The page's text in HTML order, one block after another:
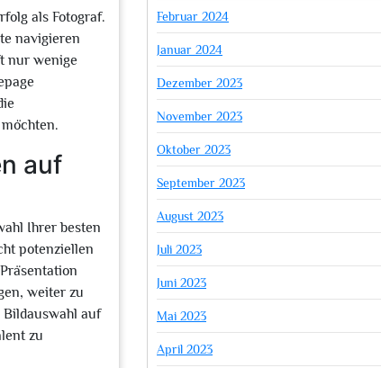
als Fotograf.
navigieren
nur wenige
auf
Ihrer besten
potenziellen
weiter zu
auf
zu
Februar 2024
Januar 2024
Dezember 2023
November 2023
Oktober 2023
September 2023
August 2023
Juli 2023
Juni 2023
Mai 2023
April 2023